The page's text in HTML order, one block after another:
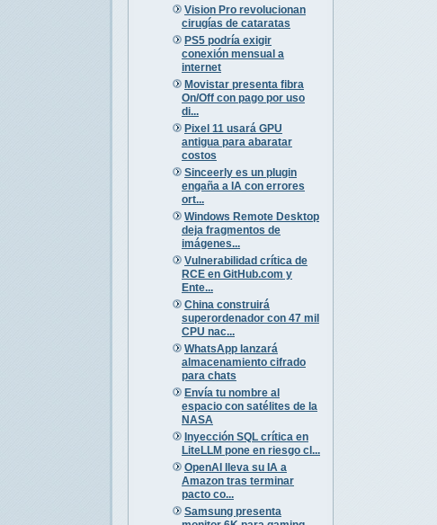
Vision Pro revolucionan
cirugías de cataratas
PS5 podría exigir
conexión mensual a
internet
Movistar presenta fibra
On/Off con pago por uso
di...
Pixel 11 usará GPU
antigua para abaratar
costos
Sinceerly es un plugin
engaña a IA con errores
ort...
Windows Remote Desktop
deja fragmentos de
imágenes...
Vulnerabilidad crítica de
RCE en GitHub.com y
Ente...
China construirá
superordenador con 47 mil
CPU nac...
WhatsApp lanzará
almacenamiento cifrado
para chats
Envía tu nombre al
espacio con satélites de la
NASA
Inyección SQL crítica en
LiteLLM pone en riesgo cl...
OpenAI lleva su IA a
Amazon tras terminar
pacto co...
Samsung presenta